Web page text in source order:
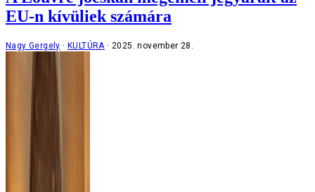
EU-n kívüliek számára
Nagy Gergely KULTÚRA 2025. november 28.